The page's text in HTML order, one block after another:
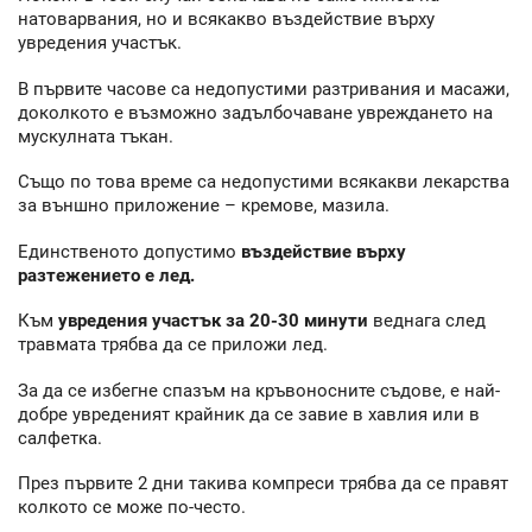
натоварвания, но и всякакво въздействие върху
увредения участък.
В първите часове са недопустими разтривания и масажи,
доколкото е възможно задълбочаване увреждането на
мускулната тъкан.
Също по това време са недопустими всякакви лекарства
за външно приложение – кремове, мазила.
Единственото допустимо въздействие върху
разтежението е лед.
Към увредения участък за 20-30 минути веднага след
травмата трябва да се приложи лед.
За да се избегне спазъм на кръвоносните съдове, е най-
добре увреденият крайник да се завие в хавлия или в
салфетка.
През първите 2 дни такива компреси трябва да се правят
колкото се може по-често.